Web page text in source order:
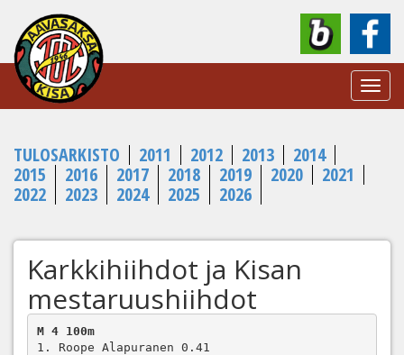
TULOSARKISTO
2011 2012 2013
2014
2015
2016 2017 2018 2019 2020
2021
2022
2023 2024 2025 2026
Karkkihiihdot ja Kisan
mestaruushiihdot
M 4 100m
1. Roope Alapuranen 0.41